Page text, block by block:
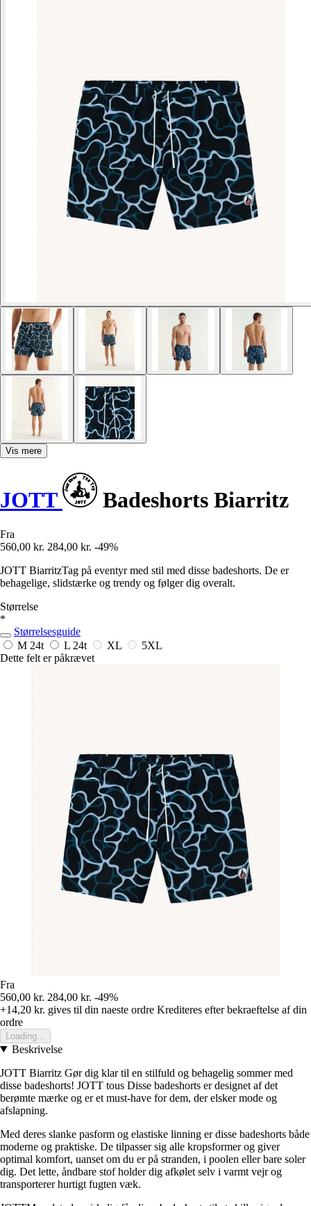
Vis mere
JOTT Badeshorts Biarritz
Fra
560,00 kr. 284,00 kr. -49%
JOTT BiarritzTag på eventyr med stil med disse badeshorts. De er
behagelige, slidstærke og trendy og følger dig overalt.
Størrelse
*
Størrelsesguide
M 24t L 24t XL
5XL
Dette felt er påkrævet
Fra
560,00 kr. 284,00 kr. -49%
+14,20 kr. gives til din naeste ordre Krediteres efter bekraeftelse af din
ordre
Loading...
Beskrivelse
JOTT Biarritz Gør dig klar til en stilfuld og behagelig sommer med
disse badeshorts! JOTT tous Disse badeshorts er designet af det
berømte mærke og er et must-have for dem, der elsker mode og
afslapning.
Med deres slanke pasform og elastiske linning er disse badeshorts både
moderne og praktiske. De tilpasser sig alle kropsformer og giver
optimal komfort, uanset om du er på stranden, i poolen eller bare soler
dig. Det lette, åndbare stof holder dig afkølet selv i varmt vejr og
transporterer hurtigt fugten væk.